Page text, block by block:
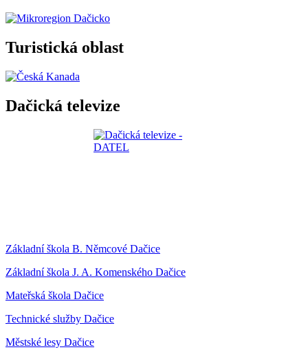
Turistická oblast
Dačická televize
Základní škola B. Němcové Dačice
Základní škola J. A. Komenského Dačice
Mateřská škola Dačice
Technické služby Dačice
Městské lesy Dačice